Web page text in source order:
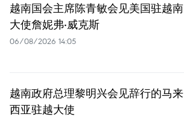
越南国会主席陈青敏会见美国驻越南
大使詹妮弗·威克斯
06/08/2026 14:05
越南政府总理黎明兴会见辞行的马来
西亚驻越大使